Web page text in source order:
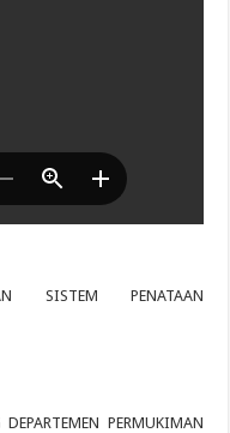
SISTEM PENATAAN
PERMUKIMAN